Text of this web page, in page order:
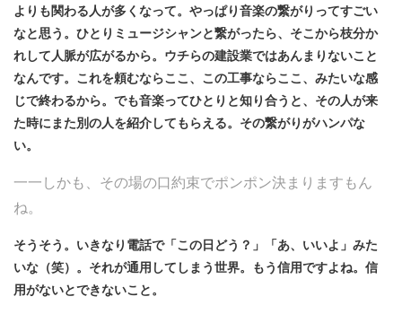
よりも関わる人が多くなって。やっぱり音楽の繋がりってすごい
なと思う。ひとりミュージシャンと繋がったら、そこから枝分か
れして人脈が広がるから。ウチらの建設業ではあんまりないこと
なんです。これを頼むならここ、この工事ならここ、みたいな感
じで終わるから。でも音楽ってひとりと知り合うと、その人が来
た時にまた別の人を紹介してもらえる。その繋がりがハンパな
い。
一一しかも、その場の口約束でポンポン決まりますもん
ね。
そうそう。いきなり電話で「この日どう？」「あ、いいよ」みた
いな（笑）。それが通用してしまう世界。もう信用ですよね。信
用がないとできないこと。